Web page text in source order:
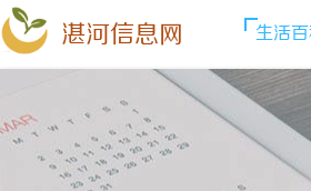
湛河信息网 生活